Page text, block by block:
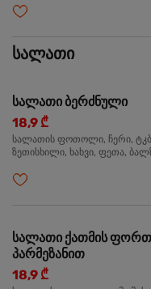
სალათი
სალათი ბერძნული
18,9 ₾
სალათის ფოთოლი, ჩერი,
ზეთისხილი, ხახვი, ფეთა,
სალათი ქათმის
პარმეზანით
18,9 ₾